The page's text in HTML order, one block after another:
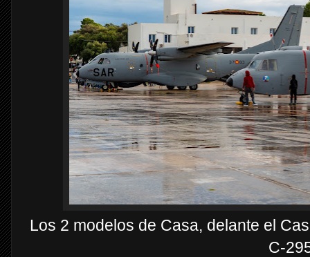
Los 2 modelos de Casa, delante el
C-